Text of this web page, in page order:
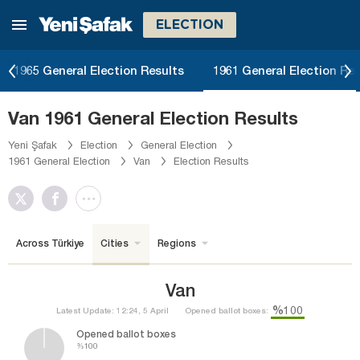
ELECTION
1965 General Election Results 1961 General Election
Van 1961 General Election Results
Yeni Şafak Election
General Election
1961 General Election
Van Election Results
Across Türkiye Cities Regions
Van
Latest Update: 12:24, 5 April Opened ballot boxes: %100
Opened ballot boxes
%100